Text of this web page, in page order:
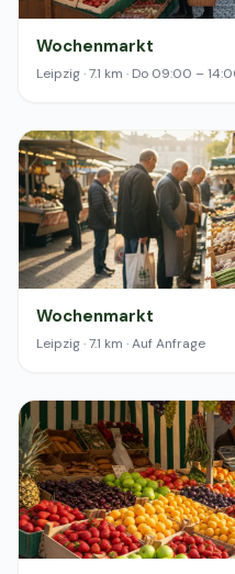
Wochenmarkt
Leipzig · 7.1 km · Do 09:00 –
Wochenmarkt
Leipzig · 7.1 km · Auf Anfrage